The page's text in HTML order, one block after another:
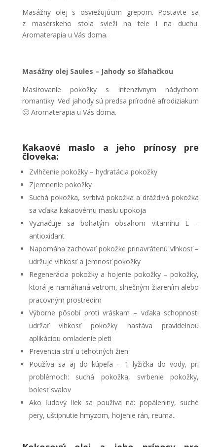
Masážny olej s osviežujúcim grepom. Postavte sa
z masérskeho stola svieži na tele i na duchu.
Aromaterapia u Vás doma.
Masážny olej Saules – Jahody so šľahačkou
Masírovanie pokožky s intenzívnym nádychom
romantiky. Veď jahody sú predsa prírodné afrodiziakum
🙂 Aromaterapia u Vás doma.
Kakaové maslo a jeho prínosy pre
človeka:
Zvlhčenie pokožky – hydratácia pokožky
Zjemnenie pokožky
Suchá pokožka, svrbivá pokožka a dráždivá pokožka
sa vďaka kakaovému maslu upokoja
Vyznačuje sa bohatým obsahom vitamínu E –
antioxidant
Napomáha zachovať pokožke prinavrátenú vlhkosť –
udržuje vlhkosť a jemnosť pokožky
Regenerácia pokožky a hojenie pokožky – pokožky,
ktorá je namáhaná vetrom, slnečným žiarením alebo
pracovným prostredím
Výborne pôsobí proti vráskam – vďaka schopnosti
udržať vlhkosť pokožky nastáva pravidelnou
aplikáciou omladenie pleti
Prevencia strií u tehotných žien
Používa sa aj do kúpeľa – 1 lyžička do vody, pri
problémoch: suchá pokožka, svrbenie pokožky,
bolesť svalov
Ako ľudový liek sa používa na: popáleniny, suché
pery, uštipnutie hmyzom, hojenie rán, reuma..